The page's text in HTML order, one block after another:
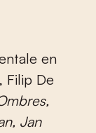
Filip De
Jan